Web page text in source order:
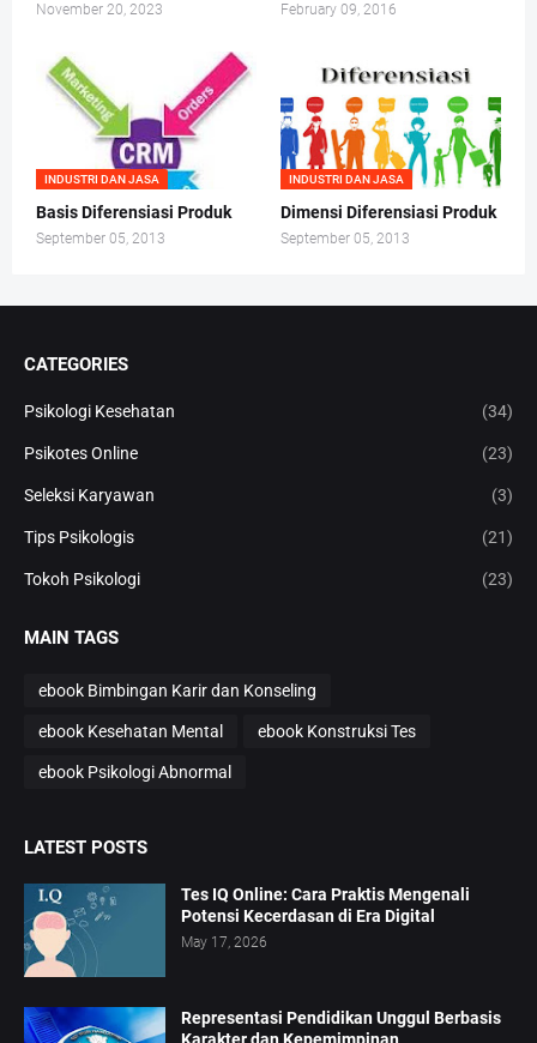
November 20, 2023 February 09, 2016
INDUSTRI DAN JASA
Basis Diferensiasi Produk
September 05, 2013
INDUSTRI DAN JASA
Dimensi Diferensiasi Produk
September 05, 2013
CATEGORIES
Psikologi Kesehatan (34)
Psikotes Online (23)
Seleksi Karyawan (3)
Tips Psikologis (21)
Tokoh Psikologi (23)
MAIN TAGS
ebook Bimbingan Karir dan Konseling
ebook Kesehatan Mental ebook Konstruksi Tes
ebook Psikologi Abnormal
LATEST POSTS
Tes IQ Online: Cara Praktis Mengenali
Potensi Kecerdasan di Era Digital
May 17, 2026
Representasi Pendidikan Unggul Berbasis